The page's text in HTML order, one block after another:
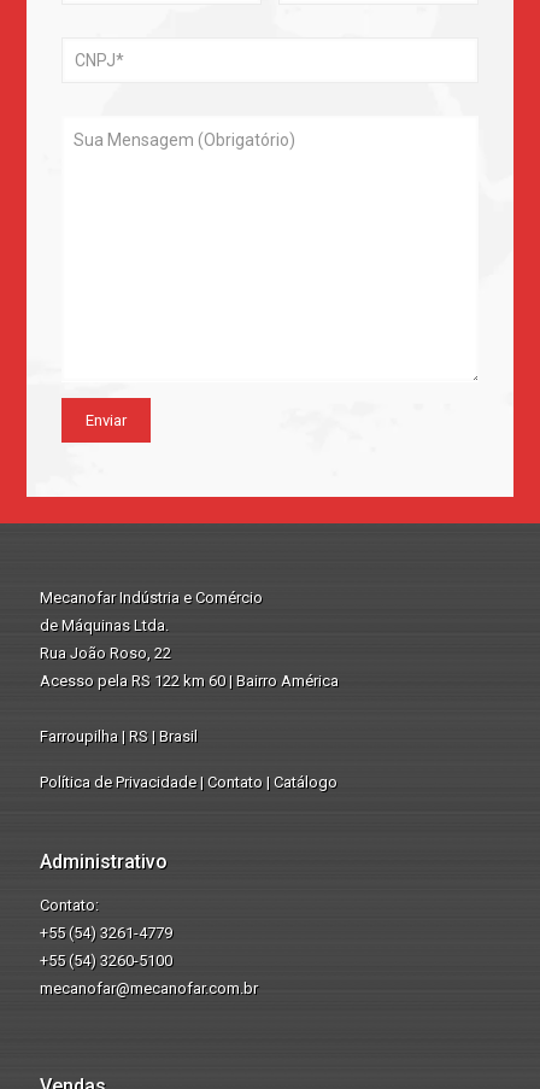
Mecanofar Indústria e Comércio
de Máquinas Ltda.
Rua João Roso, 22
Acesso pela RS 122 km 60 | Bairro América
Farroupilha | RS | Brasil
Política de Privacidade| Contato | Catálogo
Administrativo
Contato:
+55 (54) 3261-4779
+55 (54) 3260-5100
mecanofar@mecanofar.com.br